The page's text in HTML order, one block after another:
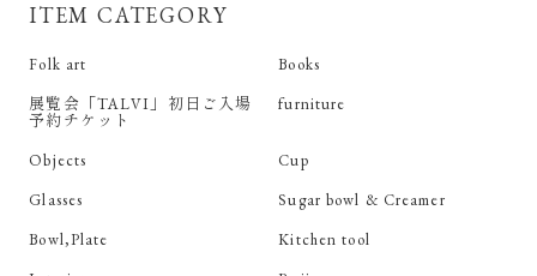
ITEM CATEGORY
Folk art
Books
展覧会「TALVI」初日ご入場
予約チケット
furniture
Objects
Cup
Glasses
Sugar bowl & Creamer
Bowl,Plate
Kitchen tool